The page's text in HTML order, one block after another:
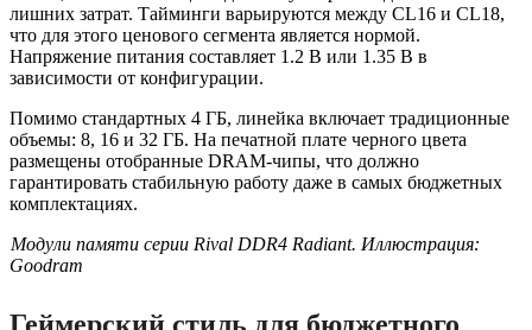
лишних затрат. Тайминги варьируются между CL16 и CL18,
что для этого ценового сегмента является нормой.
Напряжение питания составляет 1.2 В или 1.35 В в
зависимости от конфигурации.
Помимо стандартных 4 ГБ, линейка включает традиционные
объемы: 8, 16 и 32 ГБ. На печатной плате черного цвета
размещены отобранные DRAM-чипы, что должно
гарантировать стабильную работу даже в самых бюджетных
комплектациях.
Модули памяти серии Rival DDR4 Radiant. Иллюстрация:
Goodram